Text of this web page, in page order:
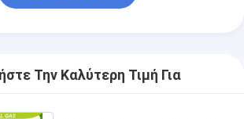
Την Καλύτερη Τιμή Για